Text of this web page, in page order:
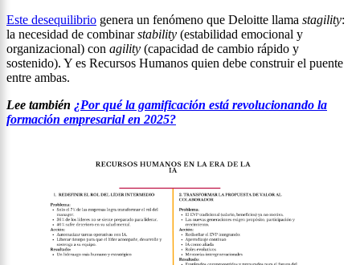
Este desequilibrio genera un fenómeno que Deloitte llama stagility:
la necesidad de combinarstability (estabilidad emocional y
organizacional) con agility (capacidad de cambio rápido y
sostenido). Y es Recursos Humanos quien debe construir el puente
entre ambas.
Lee también ¿Por qué la gamificación está revolucionando la
formación empresarial en 2025?